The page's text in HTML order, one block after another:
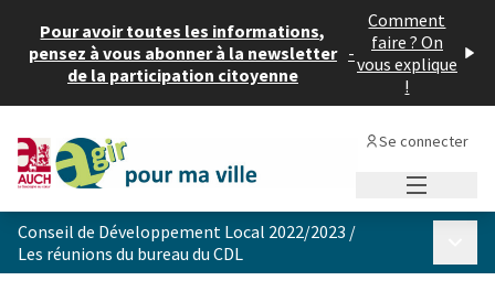
Pour avoir toutes les informations,
pensez à vous abonner à la newsletter
de la participation citoyenne
-
Comment
faire ? On
vous explique
!
Se connecter
Conseil de Développement Local 2022/2023 /
Les réunions du bureau du CDL